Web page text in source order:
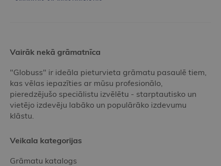
Vairāk nekā grāmatnīca
"Globuss" ir ideāla pieturvieta grāmatu pasaulē tiem,
kas vēlas iepazīties ar mūsu profesionālo,
pieredzējušo speciālistu izvēlētu - starptautisko un
vietējo izdevēju labāko un populārāko izdevumu
klāstu.
Veikala kategorijas
Grāmatu katalogs